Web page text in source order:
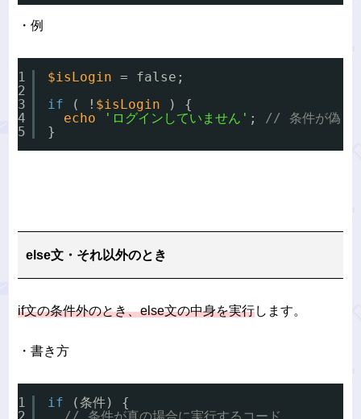
・例
1
2
3
4
5
$isLogin = false;
if
( ! $isLogin
) {
echo
'ログインしていません' ; // 条件が偽
}
else文・それ以外のとき
if文の条件外のとき、else文の中身を実行します。
・書き方
1
if
(条件) {